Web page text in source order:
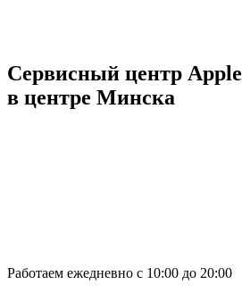
Сервисный центр Apple
в центре Минска
Работаем ежедневно с 10:00 до 20:00